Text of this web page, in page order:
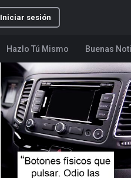
Iniciar sesión
Hazlo Tú Mismo Buenas